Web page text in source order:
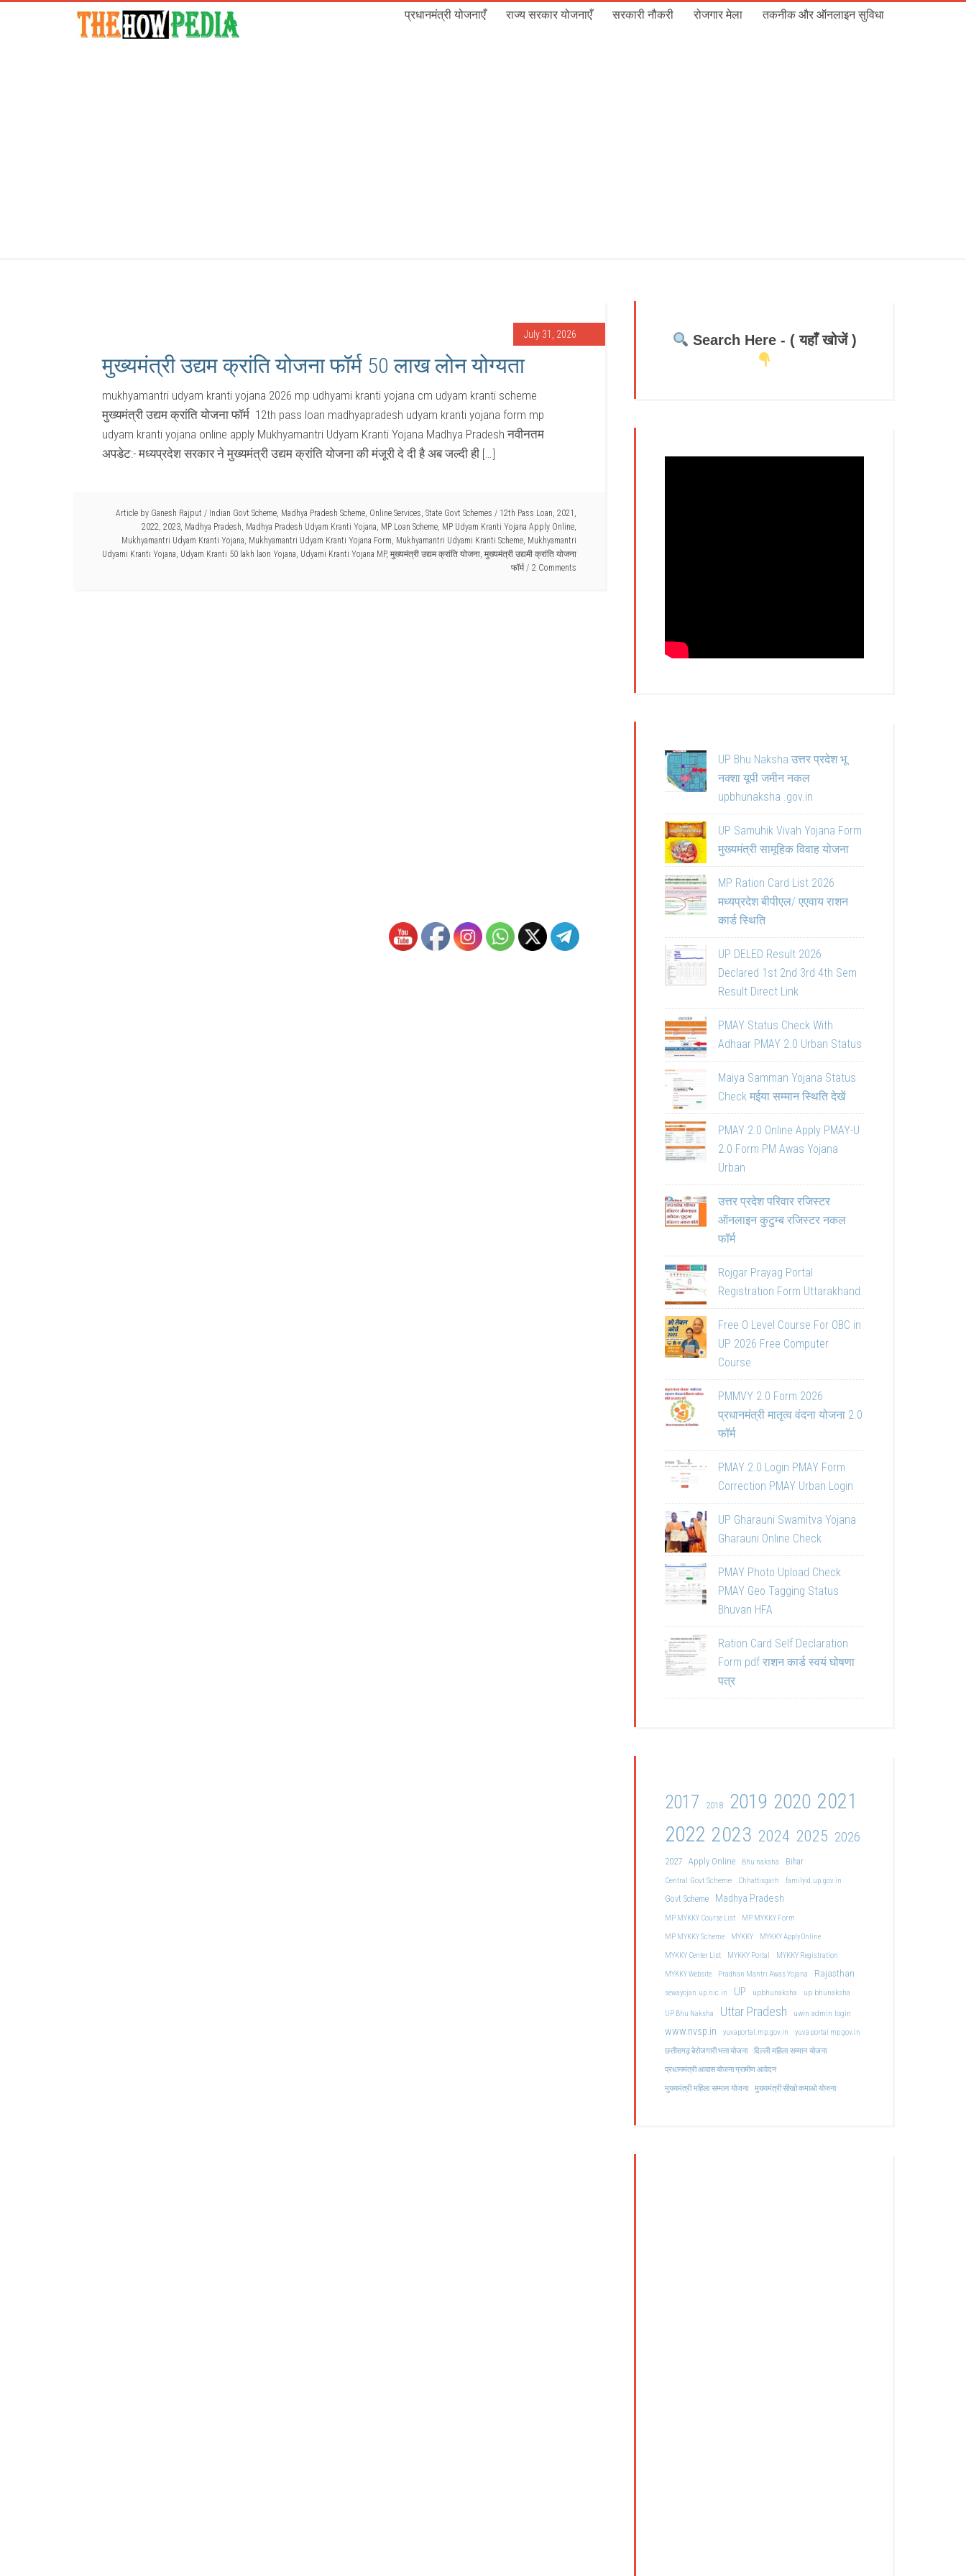
प्रधानमंत्री योजनाएँ राज्य सरकार योजनाएँ सरकारी नौकरी रोजगार मेला तकनीक और ऑनलाइन सुविधा
July 31, 2026
मुख्यमंत्री उद्यम क्रांति योजना फॉर्म 50 लाख लोन योग्यता
mukhyamantri udyam kranti yojana 2026 mp udhyami kranti yojana cm udyam kranti scheme
मुख्यमंत्री उद्यम क्रांति योजना फॉर्म 12th pass loan madhyapradesh udyam kranti yojana form mp
udyam kranti yojana online apply Mukhyamantri Udyam Kranti Yojana Madhya Pradesh नवीनतम
अपडेट:- मध्यप्रदेश सरकार ने मुख्यमंत्री उद्यम क्रांति योजना की मंजूरी दे दी है अब जल्दी ही […]
Article by Ganesh Rajput / Indian Govt Scheme, Madhya Pradesh Scheme, Online Services, State Govt Schemes / 12th Pass Loan, 2021 ,
2022, 2023, Madhya Pradesh, Madhya Pradesh Udyam Kranti Yojana, MP Loan Scheme, MP Udyam Kranti Yojana Apply Online,
Mukhyamantri Udyam Kranti Yojana, Mukhyamantri Udyam Kranti Yojana Form, Mukhyamantri Udyami Kranti Scheme, Mukhyamantri
Udyami Kranti Yojana, Udyam Kranti 50 lakh laon Yojana, Udyami Kranti Yojana MP, मुख्यमंत्री उद्यम क्रांति योजना, मुख्यमंत्री उद्यमी क्रांति योजना
फॉर्म
2 Comments
Search Here - ( यहाँ खोजें )
UP Bhu Naksha उत्तर प्रदेश भू
नक्शा यूपी जमीन नकल
upbhunaksha .gov.in
UP Samuhik Vivah Yojana Form
मुख्यमंत्री सामूहिक विवाह योजना
MP Ration Card List 2026
मध्यप्रदेश बीपीएल/ एएवाय राशन
कार्ड स्थिति
UP DELED Result 2026
Declared 1st 2nd 3rd 4th Sem
Result Direct Link
PMAY Status Check With
Adhaar PMAY 2.0 Urban Status
Maiya Samman Yojana Status
Check मईया सम्मान स्थिति देखें
PMAY 2.0 Online Apply PMAY-U
2.0 Form PM Awas Yojana
Urban
उत्तर प्रदेश परिवार रजिस्टर
ऑनलाइन कुटुम्ब रजिस्टर नकल
फॉर्म
Rojgar Prayag Portal
Registration Form Uttarakhand
Free O Level Course For OBC in
UP 2026 Free Computer
Course
PMMVY 2.0 Form 2026
प्रधानमंत्री मातृत्व वंदना योजना 2.0
फॉर्म
PMAY 2.0 Login PMAY Form
Correction PMAY Urban Login
UP Gharauni Swamitva Yojana
Gharauni Online Check
PMAY Photo Upload Check
PMAY Geo Tagging Status
Bhuvan HFA
Ration Card Self Declaration
Form pdf राशन कार्ड स्वयं घोषणा
पत्र
2017 2018 2019 2020 2021
2022 2023 2024 2025 2026
2027 Apply Online Bhu naksha
Bihar
Central Govt Scheme
Chhattisgarh familyid.up.gov.in
Govt Scheme Madhya Pradesh
MP MYKKY Course List
MP MYKKY Form
MP MYKKY Scheme
MYKKY
MYKKY Apply Online
MYKKY Center List
MYKKY Portal
MYKKY Registration
MYKKY Website
Pradhan Mantri Awas Yojana Rajasthan
sewayojan.up.nic.in UP upbhunaksha up bhunaksha
UP Bhu Naksha Uttar Pradesh uwin admin login
www.nvsp.in yuvaportal.mp.gov.in
yuva portal mp gov.in
छत्तीसगढ़ बेरोजगारी भत्ता योजना
दिल्ली महिला सम्मान योजना
प्रधानमंत्री आवास योजना ग्रामीण आवेदन
मुख्यमंत्री महिला सम्मान योजना मुख्यमंत्री सीखो कमाओ योजना